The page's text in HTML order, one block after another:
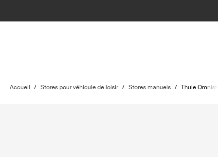
Accueil / Stores pour véhicule de loisir / Stores manuels / Thule